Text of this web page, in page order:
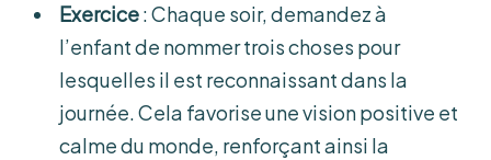
Exercice: Chaque soir, demandez à
l’enfant de nommer trois choses pour
lesquelles il est reconnaissant dans la
journée. Cela favorise une vision positive et
calme du monde, renforçant ainsi la